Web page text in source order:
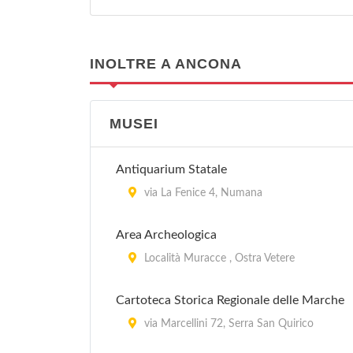
INOLTRE A ANCONA
MUSEI
Antiquarium Statale
via La Fenice 4, Numana
Area Archeologica
Località Muracce , Ostra Vetere
Cartoteca Storica Regionale delle Marche
via Marcellini 72, Serra San Quirico